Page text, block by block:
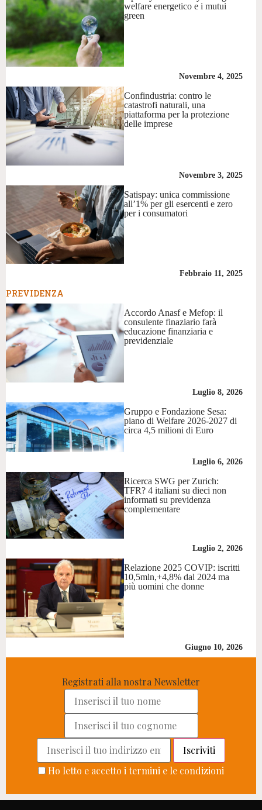
welfare energetico e i mutui
green
Novembre 4, 2025
Confindustria: contro le
catastrofi naturali, una
piattaforma per la protezione
delle imprese
Novembre 3, 2025
Satispay: unica commissione
all’1% per gli esercenti e zero
per i consumatori
Febbraio 11, 2025
PREVIDENZA
Accordo Anasf e Mefop: il
consulente finaziario farà
educazione finanziaria e
previdenziale
Luglio 8, 2026
Gruppo e Fondazione Sesa:
piano di Welfare 2026-2027 di
circa 4,5 milioni di Euro
Luglio 6, 2026
Ricerca SWG per Zurich:
TFR? 4 italiani su dieci non
informati su previdenza
complementare
Luglio 2, 2026
Relazione 2025 COVIP: iscritti
10,5mln,+4,8% dal 2024 ma
più uomini che donne
Giugno 10, 2026
Registrati alla nostra Newsletter
Ho letto e accetto i termini e le condizioni